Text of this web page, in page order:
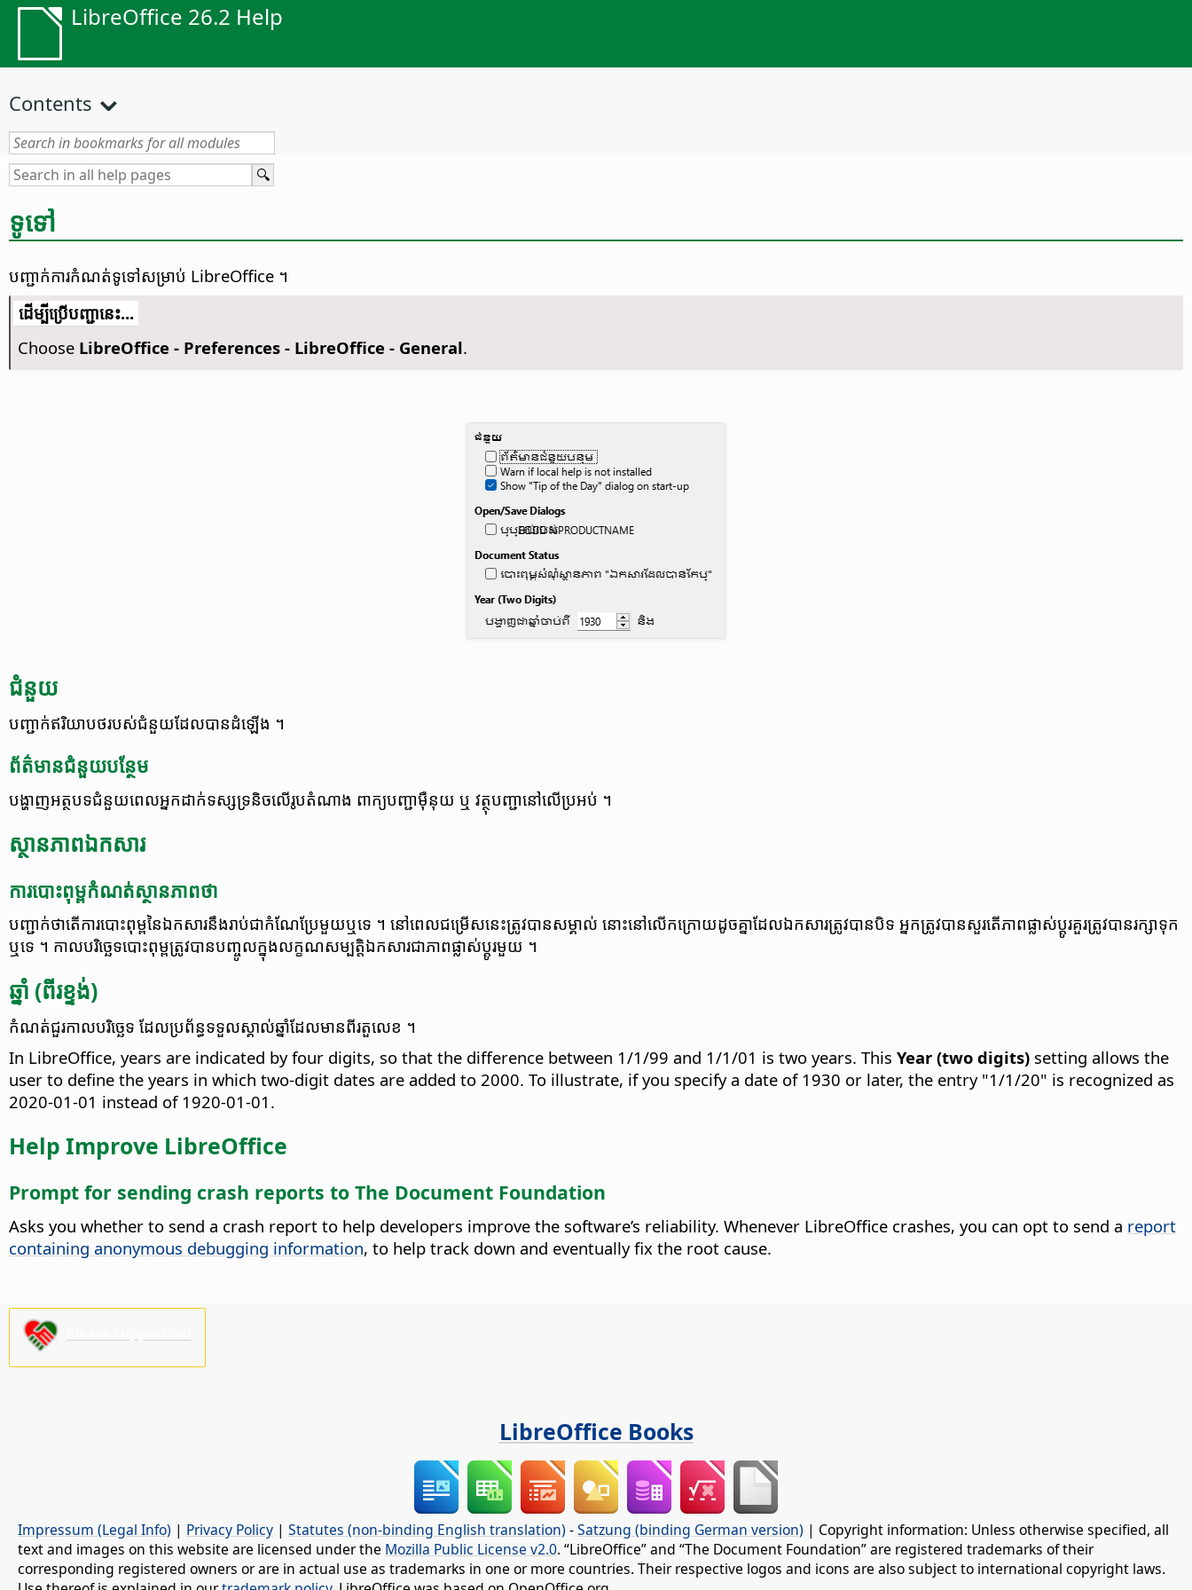
LibreOffice 26.2 Help
Contents
ទូទៅ
បញ្ជាក់​ការ​កំណត់​ទូទៅ​សម្រាប់ LibreOffice ។
​​ដើម្បី​ប្រើ​​បញ្ជា​នេះ...
Choose LibreOffice - Preferences- LibreOffice - General.
ជំនួយ
បញ្ជាក់​​ឥរិយាបថ​របស់​ជំនួយដែលបាន​ដំឡើង ។
ព័ត៌មាន​ជំនួយ​បន្ថែម
បង្ហាញ​អត្ថបទ​ជំនួយ​ពេល​អ្នក​ដាក់​ទស្សទ្រនិច​លើ​រូប​តំណាង ពាក្យ​បញ្ជា​ម៉ឺនុយ ឬ វត្ថុ​បញ្ជា​នៅ​លើ​ប្រអប់ ។
ស្ថានភាព​ឯកសារ
ការ​បោះពុម្ព​កំណត់​ស្ថានភាព​ថា
បញ្ជាក់​​ថា​តើ​ការ​បោះពុម្ព​នៃ​ឯកសារ​នឹង​រាប់​ជា​កំណែ​ប្រែ​មួយ​ឬ​ទេ ។ នៅ​ពេល​ជម្រើស​នេះ​ត្រូវ​បាន​សម្គាល់ នោះ​នៅ​លើក​ក្រោយ​ដូច​គ្នា​ដែល​ឯកសារ​ត្រូវ​បាន​បិទ អ្នក​ត្រូវ​បាន​សួរ​តើ​ភាព​ផ្លាស់ប្តូរ​គួរ​ត្រូវ​បាន​រក្សា​ទុក​
ឬ​ទេ ។ កាល​បរិច្ឆេទ​បោះពុម្ព​ត្រូវ​បាន​បញ្ចូល​ក្នុង​លក្ខណសម្បត្តិ​ឯកសារ​ជា​ភាព​ផ្លាស់ប្តូរ​មួយ ។
ឆ្នាំ (ពីរ​ខ្ទង់)
កំណត់​ជួរ​កាល​បរិច្ឆេទ ដែល​ប្រព័ន្ធ​ទទួល​ស្គាល់​ឆ្នាំ​ដែល​មាន​ពីរ​តួលេខ ។
In LibreOffice, years are indicated by four digits, so that the difference between 1/1/99 and 1/1/01 is two years. This Year (two digits) setting allows the
user to define the years in which two-digit dates are added to 2000. To illustrate, if you specify a date of 1930 or later, the entry "1/1/20" is recognized as
2020-01-01 instead of 1920-01-01.
Help Improve LibreOffice
Prompt for sending crash reports to The Document Foundation
Asks you whether to send a crash report to help developers improve the software’s reliability. Whenever LibreOffice crashes, you can opt to send a report
containing anonymous debugging information, to help track down and eventually fix the root cause.
LibreOffice Books
Impressum (Legal Info) | Privacy Policy | Statutes (non-binding English translation) -Satzung (binding German version) | Copyright information: Unless otherwise specified, all
text and images on this website are licensed under the Mozilla Public License v2.0. “LibreOffice” and “The Document Foundation” are registered trademarks of their
corresponding registered owners or are in actual use as trademarks in one or more countries. Their respective logos and icons are also subject to international copyright laws.